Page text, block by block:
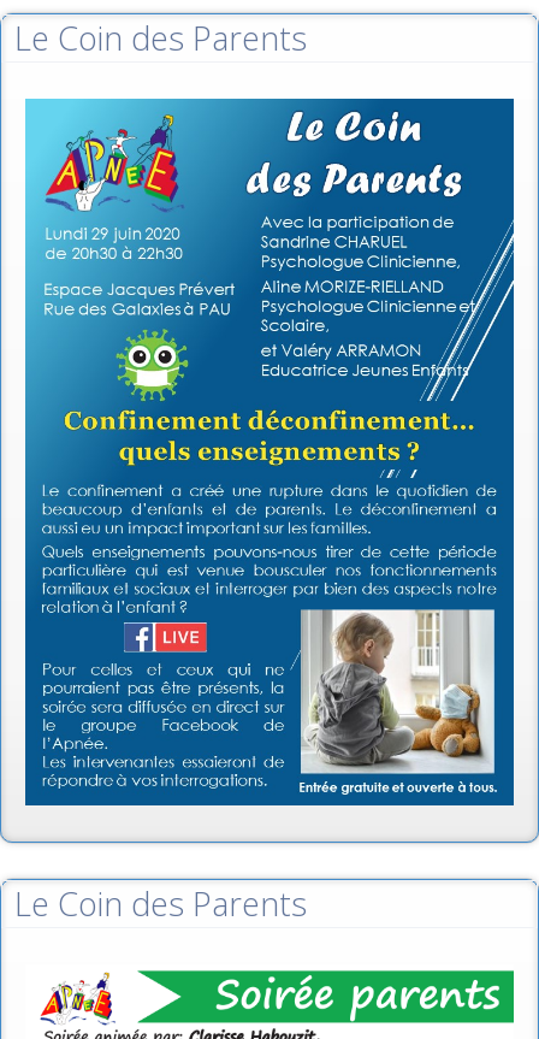
Le Coin des Parents
Le Coin des Parents